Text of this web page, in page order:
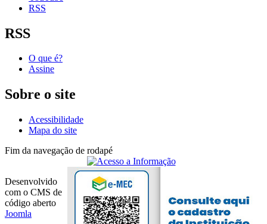
RSS
RSS
O que é?
Assine
Sobre o site
Acessibilidade
Mapa do site
Fim da navegação de rodapé
Desenvolvido
com o CMS de
código aberto
Joomla